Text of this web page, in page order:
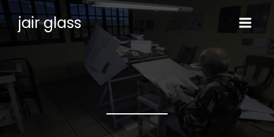
jair glass